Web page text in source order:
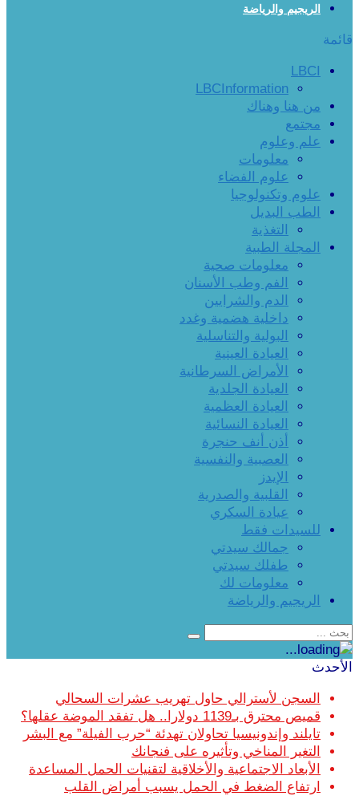
الريجيم والرياضة
قائمة
LBCI
LBCInformation
من هنا وهناك
مجتمع
علم وعلوم
معلومات
علوم الفضاء
علوم وتكنولوجيا
الطب البديل
التغذية
المجلة الطبية
معلومات صحية
الفم وطب الأسنان
الدم والشرايين
داخلية هضمية وغدد
البولية والتناسلية
العيادة العينية
الأمراض السرطانية
العيادة الجلدية
العيادة العظمية
العيادة النسائية
أذن أنف حنجرة
العصبية والنفسية
الإيدز
القلبية والصدرية
عيادة السكري
للسيدات فقط
جمالك سيدتي
طفلك سيدتي
معلومات لك
الريجيم والرياضة
الأحدث
السجن لأسترالي حاول تهريب عشرات السحالي
قميص محترق بـ1139 دولارا.. هل تفقد الموضة عقلها؟
تايلند وإندونيسيا تحاولان تهدئة “حرب الفيلة” مع البشر
التغير المناخي وتأثيره على فنجانك
الأبعاد الاجتماعية والأخلاقية لتقنيات الحمل المساعدة
ارتفاع الضغط في الحمل يسبب أمراض القلب